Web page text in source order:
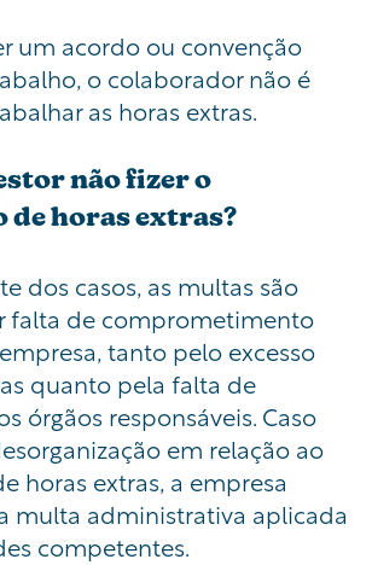
um acordo ou convenção
o colaborador não é
as horas extras.
não fizer o
de horas extras?
dos casos, as multas são
falta de comprometimento
tanto pelo excesso
quanto pela falta de
órgãos responsáveis. Caso
em relação ao
horas extras, a empresa
multa administrativa aplicada
competentes.